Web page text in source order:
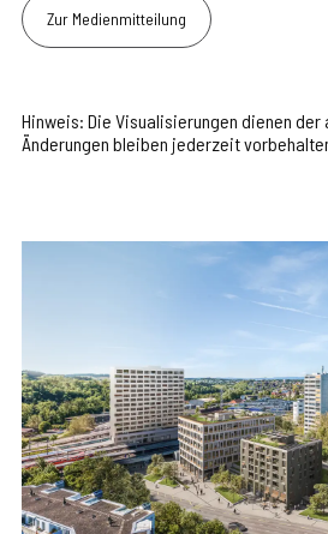
Zur Medienmitteilung
Hinweis: Die Visualisierungen dienen
Änderungen bleiben jederzeit